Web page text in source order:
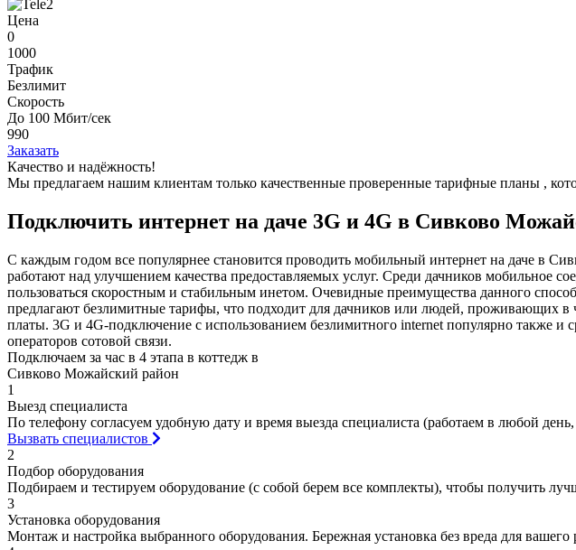
Цена
0
1000
Трафик
Безлимит
Скорость
До 100 Мбит/сек
990
Заказать
Качество и надёжность!
Мы предлагаем нашим клиентам только качественные проверенные тарифные планы ,
Подключить интернет на даче 3G и 4G в Сивково
С каждым годом все популярнее становится проводить мобильный интернет на даче в
работают над улучшением качества предоставляемых услуг. Среди дачников мобильное
пользоваться скоростным и стабильным инетом. Очевидные преимущества данного
предлагают безлимитные тарифы, что подходит для дачников или людей, проживающих
платы. 3G и 4G-подключение с использованием безлимитного internet популярно также
операторов сотовой связи.
Подключаем за час в 4 этапа в коттедж в
Сивково Можайский район
1
Выезд специалиста
По телефону согласуем удобную дату и время выезда специалиста (работаем в любой
Вызвать специалистов
2
Подбор оборудования
Подбираем и тестируем оборудование (с собой берем все комплекты), чтобы получить
3
Установка оборудования
Монтаж и настройка выбранного оборудования. Бережная установка без вреда для вашего